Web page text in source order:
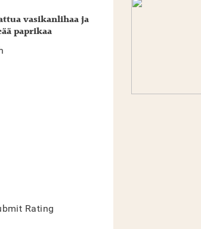
vasikanlihaa ja
paprikaa
Rating